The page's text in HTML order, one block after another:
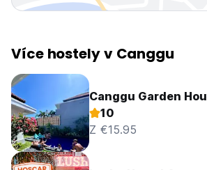
Více hostely v Canggu
Canggu Garden
10
Z €15.95